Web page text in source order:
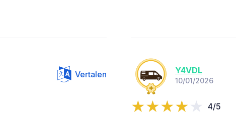
Vertalen Y4VDL
10/01/2026
4/5